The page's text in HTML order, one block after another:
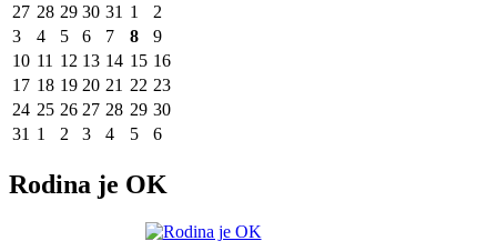
27 28 29 30 31 1
2
3
4 5 6 7 8
9
10 11 12 13 14 15 16
17 18 19 20 21 22 23
24 25 26 27 28 29 30
31 1 2 3 4 5 6
Rodina je OK